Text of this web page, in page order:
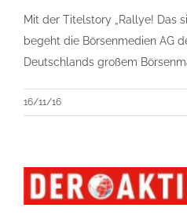
Mit der Titelstory „Rallye! Das
begeht die Börsenmedien AG
Deutschlands großem
16/11/16